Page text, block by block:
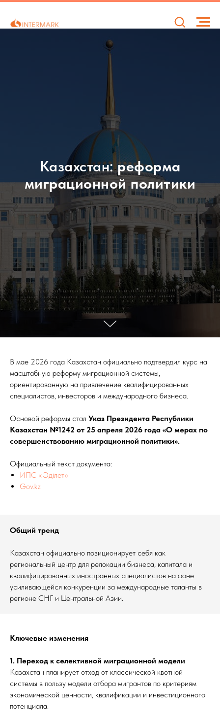
Казахстан:реформа
миграционной политики
В мае 2026 года Казахстан официально подтвердил курс на
масштабную реформу миграционной системы,
ориентированную на привлечение квалифицированных
специалистов, инвесторов и международного бизнеса.
Основой реформы стал Указ Президента Республики
Казахстан №1242 от 25 апреля 2026 года «О мерах по
совершенствованию миграционной политики».
Официальный текст документа:
ИПС «Әділет»
Gov.kz
Общий тренд
Казахстан официально позиционирует себя как
региональный центр для релокации бизнеса, капитала и
квалифицированных иностранных специалистов на фоне
усиливающейся конкуренции за международные таланты в
регионе СНГ и Центральной Азии.
Ключевые изменения
1. Переход к селективной миграционной модели
Казахстан планирует отход от классической квотной
системы в пользу модели отбора мигрантов по критериям
экономической ценности, квалификации и инвестиционного
потенциала.